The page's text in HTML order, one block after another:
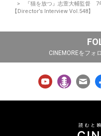
『猫を放つ』志萱大輔監督 7
【Director’s Interview Vol.548】
CINEMOREをフォ